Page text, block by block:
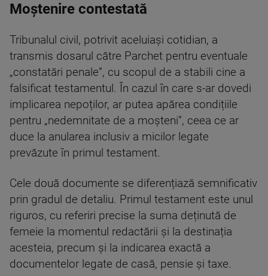
Moștenire contestată
Tribunalul civil, potrivit aceluiași cotidian, a
transmis dosarul către Parchet pentru eventuale
„constatări penale”, cu scopul de a stabili cine a
falsificat testamentul. În cazul în care s-ar dovedi
implicarea nepoților, ar putea apărea condițiile
pentru „nedemnitate de a moșteni”, ceea ce ar
duce la anularea inclusiv a micilor legate
prevăzute în primul testament.
Cele două documente se diferențiază semnificativ
prin gradul de detaliu. Primul testament este unul
riguros, cu referiri precise la suma deținută de
femeie la momentul redactării și la destinația
acesteia, precum și la indicarea exactă a
documentelor legate de casă, pensie și taxe.